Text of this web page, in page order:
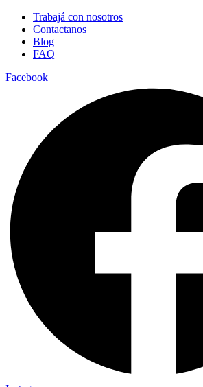
Trabajá con nosotros
Contactanos
Blog
FAQ
Facebook